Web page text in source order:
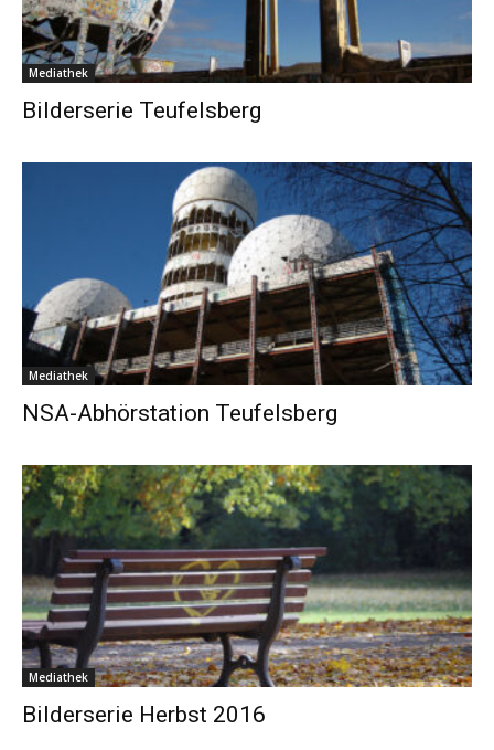
Mediathek
Bilderserie Teufelsberg
Mediathek
NSA-Abhörstation Teufelsberg
Mediathek
Bilderserie Herbst 2016